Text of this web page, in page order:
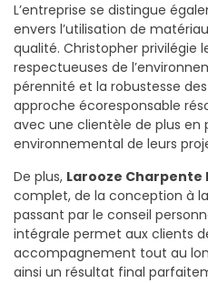
L’entreprise se distingue
envers l’utilisation de
qualité. Christopher privilégie
respectueuses de
pérennité et la robustesse
approche écoresponsable
avec une clientèle de plus en
environnemental de leurs
De plus, Larooze Charpente
complet, de la conception à
passant par le conseil
intégrale permet aux clients
accompagnement tout au
ainsi un résultat final